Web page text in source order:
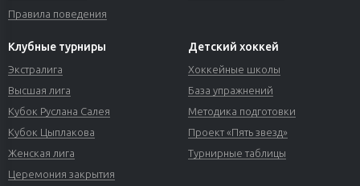
Правила поведения
Клубные турниры
Экстралига
Высшая лига
Кубок Руслана Салея
Кубок Цыплакова
Женская лига
Церемония закрытия
Детский хоккей
Хоккейные школы
База упражнений
Методика подготовки
Проект «Пять звезд»
Турнирные таблицы